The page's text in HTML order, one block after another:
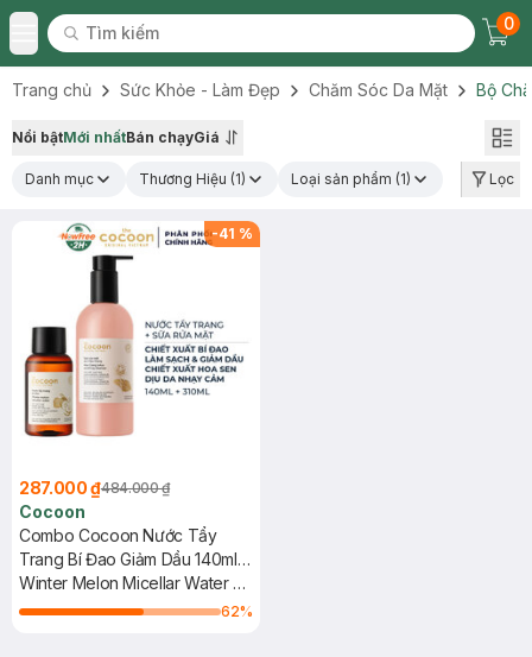
Toggle Menu
Tìm kiếm
Tìm kiếm
0
Trang chủ Sức Khỏe - Làm Đẹp Chăm Sóc Da Mặt Bộ
Nổi bậtMới nhấtBán chạyGiá
Danh mục Thương Hiệu (1) Loại sản phẩm (1) Lọc
-41 %
287.000 ₫484.000 ₫
Cocoon
Combo Cocoon Nước Tẩy
Trang Bí Đao Giảm Dầu 140ml +
Sữa Rửa Mặt Sen Hậu Giang
Dịu Da Nhạy Cảm 310ml
Winter Melon Micellar Water +
Hau Giang Lotus Soothing 62%